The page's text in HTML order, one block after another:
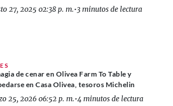
27, 2025 02:38 p. m.•3 minutos de lectura
de cenar en Olivea Farm To Table y
en Casa Olivea, tesoros Michelin
25, 2026 06:52 p. m.•4 minutos de lectura